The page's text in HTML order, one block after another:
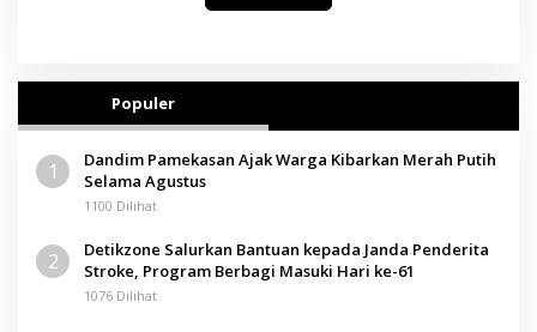
Populer
1
Dandim Pamekasan Ajak Warga Kibarkan Merah Putih
Selama Agustus
1100 Dilihat
2
Detikzone Salurkan Bantuan kepada Janda Penderita
Stroke, Program Berbagi Masuki Hari ke-61
1076 Dilihat